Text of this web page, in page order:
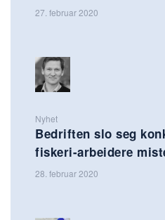
27. februar 2020
Nyhet
Bedriften slo seg
fiskeri-arbeidere
28. februar 2020